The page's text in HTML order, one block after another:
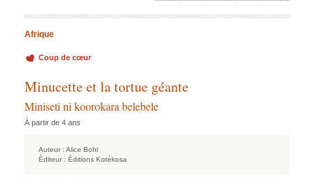
Afrique
Coup de cœur
Minucette et la tortue géante
Miniseti ni koorokara belebele
À partir de 4 ans
Auteur : Alice Bohl
Éditeur : Éditions Kotékosa